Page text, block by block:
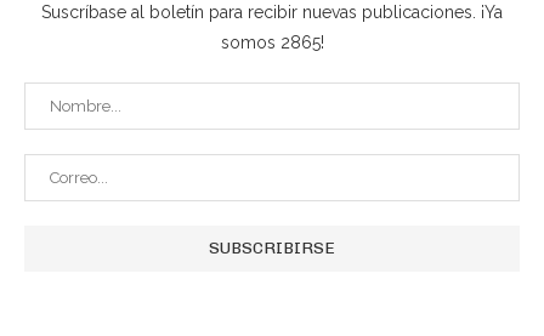
Suscríbase al boletín para recibir nuevas publicaciones. ¡Ya
somos 2865!